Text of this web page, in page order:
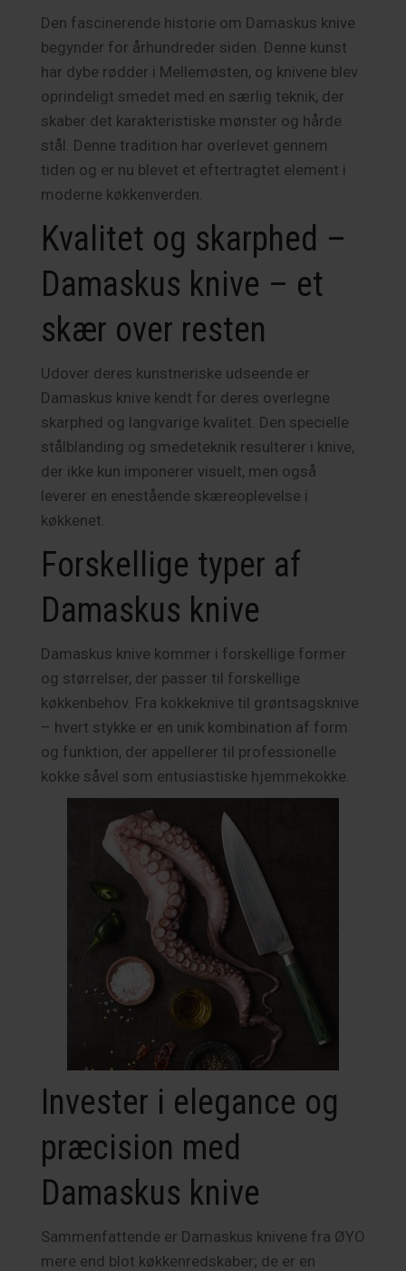
Den fascinerende historie om Damaskus knive
begynder for århundreder siden. Denne kunst
har dybe rødder i Mellemøsten, og knivene blev
oprindeligt smedet med en særlig teknik, der
skaber det karakteristiske mønster og hårde
stål. Denne tradition har overlevet gennem
tiden og er nu blevet et eftertragtet element i
moderne køkkenverden.
Kvalitet og skarphed –
Damaskus knive – et
skær over resten
Udover deres kunstneriske udseende er
Damaskus knive kendt for deres overlegne
skarphed og langvarige kvalitet. Den specielle
stålblanding og smedeteknik resulterer i knive,
der ikke kun imponerer visuelt, men også
leverer en enestående skæreoplevelse i
køkkenet.
Forskellige typer af
Damaskus knive
Damaskus knive kommer i forskellige former
og størrelser, der passer til forskellige
køkkenbehov. Fra kokkeknive til grøntsagsknive
– hvert stykke er en unik kombination af form
og funktion, der appellerer til professionelle
kokke såvel som entusiastiske hjemmekokke.
Invester i elegance og
præcision med
Damaskus knive
Sammenfattende er Damaskus knivene fra ØYO
mere end blot køkkenredskaber; de er en